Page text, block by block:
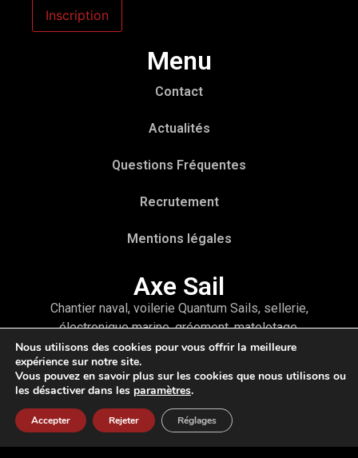
Menu
Contact
Actualités
Questions Fréquentes
Recrutement
Mentions légales
Axe Sail
Chantier naval, voilerie Quantum Sails, sellerie,
électronique marine, gréement, matelotage,
accastillage ou encore refit et hivernage, vous
trouverez tous les services pour votre bateau à
travers un interlocuteur unique : Axe Sail
Nous utilisons des cookies pour vous offrir la meilleure
expérience sur notre site.
Vous pouvez en savoir plus sur les cookies que nous utilisons ou
les désactiver dans les paramètres.
Accepter Rejeter Réglages